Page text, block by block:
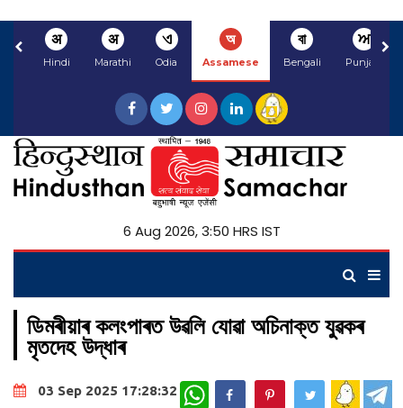
अ
Hindi
अ
Marathi
ଏ
Odia
অ
Assamese
বা
Bengali
ਅ
Punjabi
6 Aug 2026, 3:50 HRS IST
ডিমৰীয়াৰ কলংপাৰত উৱলি যোৱা অচিনাক্ত যুৱকৰ
মৃতদেহ উদ্ধাৰ
03 Sep 2025 17:28:32 WhatsApp